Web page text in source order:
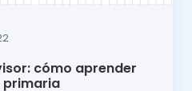
cómo aprender
primaria